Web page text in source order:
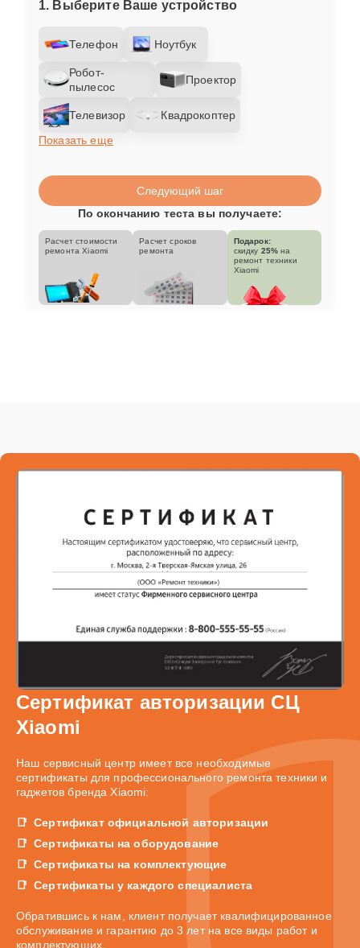
1. Выберите Ваше устройство
Телефон Ноутбук
Робот-
пылесос
Проектор
Телевизор
Квадрокоптер
Показать еще
Следующий шаг
По окончанию теста вы получаете:
Расчет стоимости
ремонта Xiaomi
Расчет сроков
ремонта
Подарок:
скидку 25% на
ремонт техники
Xiaomi
Сертификат авторизации СЦ
Xiaomi
Наш сервисный центр имеет все необходимые
сертификаты для профессионального ремонта техники и
гаджетов бренда Xiaomi:
Сертификат официальной авторизации
Сертификаты на оборудование
Сертификаты на комплектующие
Сертификаты у каждого специалиста
Обратившись к нам, клиент получает квалифицированное
обслуживание и гарантию до 3 лет на все виды работ и
комплектующих.